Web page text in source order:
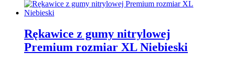
Rękawice z gumy nitrylowej
Premium rozmiar XL Niebieski